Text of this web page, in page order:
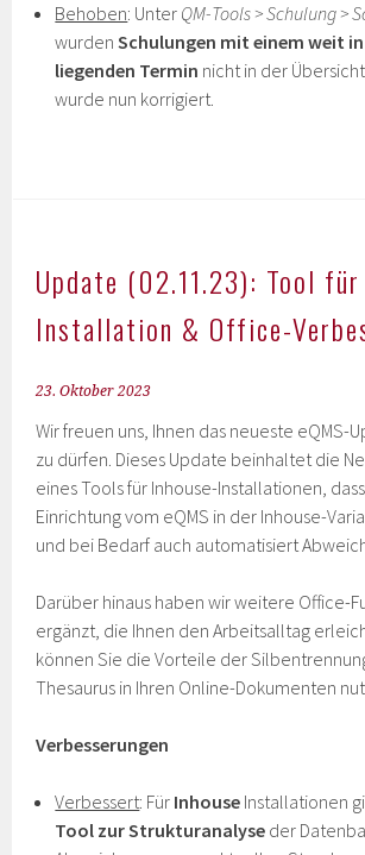
Behoben: Unter QM-Tools > Schulung >
wurdenSchulungen mit einem weit
liegenden Termin nicht in der
wurde nun korrigiert.
Update (02.11.23): Tool für
Installation & Office-
23. Oktober 2023
Wir freuen uns, Ihnen das neueste eQMS-
zu dürfen. Dieses Update beinhaltet die
eines Tools für Inhouse-Installationen,
Einrichtung vom eQMS in der Inhouse-
und bei Bedarf auch automatisiert
Darüber hinaus haben wir weitere Office-
ergänzt, die Ihnen den Arbeitsalltag
können Sie die Vorteile der
Thesaurus in Ihren Online-Dokumenten
Verbesserungen
Verbessert: Für Inhouse Installationen
Tool zur Strukturanalyse der